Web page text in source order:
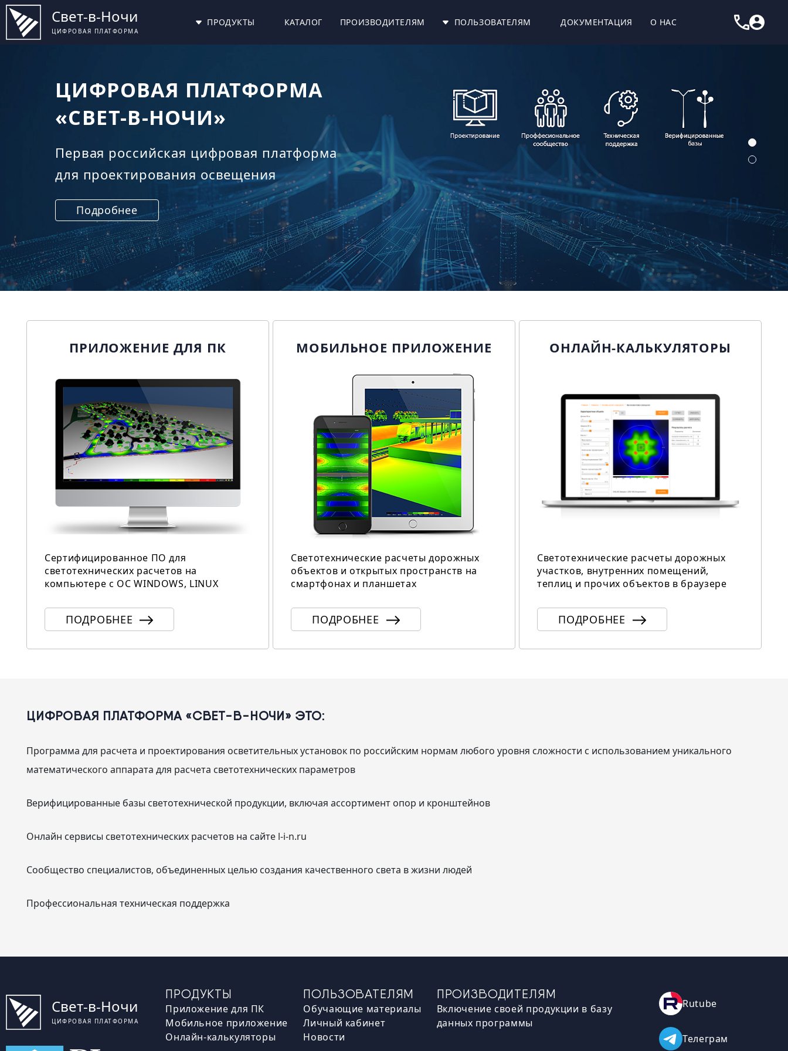
Свет-в-Ночи
ЦИФРОВАЯ ПЛАТФОРМА
ПРОДУКТЫ КАТАЛОГ ПРОИЗВОДИТЕЛЯМ ПОЛЬЗОВАТЕЛЯМ ДОКУМЕНТАЦИЯ О НАС
НОВЫЙ РАСЧЁТНЫЙ МОДУЛЬ
«СВЕТ-В-НОЧИ»
В чём отличие от DIALux и LightScape?
Наши эксперты по светотехнике: Будак В.П., Желтов В.С. и Гримайло
А.В.,
расскажут об этом в новой статье!
Подробнее
ПРИЛОЖЕНИЕ ДЛЯ ПК
Сертифицированное ПО для
светотехнических расчетов на
компьютере с ОС WINDOWS, LINUX
ПОДРОБНЕЕ
МОБИЛЬНОЕ ПРИЛОЖЕНИЕ
Светотехнические расчеты дорожных
объектов и открытых пространств на
смартфонах и планшетах
ПОДРОБНЕЕ
ОНЛАЙН-КАЛЬКУЛЯТОРЫ
Светотехнические расчеты дорожных
участков, внутренних помещений,
теплиц и прочих объектов в браузере
ПОДРОБНЕЕ
ЦИФРОВАЯ ПЛАТФОРМА «СВЕТ-В-НОЧИ» ЭТО:
Программа для расчета и проектирования осветительных установок по российским нормам любого уровня сложности с использованием уникального
математического аппарата для расчета светотехнических параметров
Верифицированные базы светотехнической продукции, включая ассортимент опор и кронштейнов
Онлайн сервисы светотехнических расчетов на сайте l-i-n.ru
Сообщество специалистов, объединенных целью создания качественного света в жизни людей
Профессиональная техническая поддержка
Свет-в-Ночи
ЦИФРОВАЯ ПЛАТФОРМА
ПРОДУКТЫ
Приложение для ПК
Мобильное приложение
Онлайн-калькуляторы
ПОЛЬЗОВАТЕЛЯМ
Обучающие материалы
Личный кабинет
Новости
ПРОИЗВОДИТЕЛЯМ
Включение своей продукции в базу
данных программы
Rutube
Телеграм